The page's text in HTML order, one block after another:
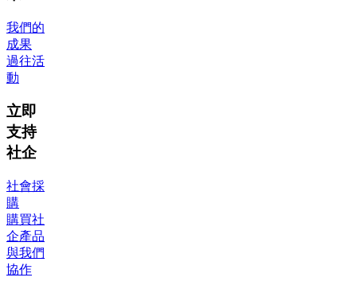
我們的
成果
過往活
動
立即
支持
社企
社會採
購
購買社
企產品
與我們
協作